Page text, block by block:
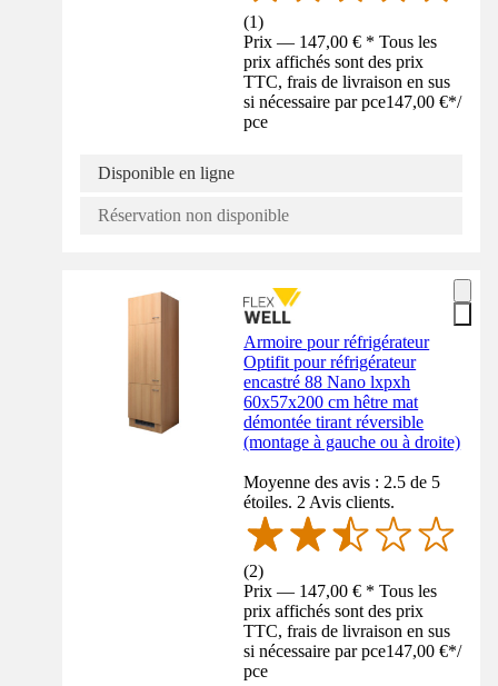
(1)
Prix — 147,00 € * Tous les
prix affichés sont des prix
TTC, frais de livraison en sus
si nécessaire par pce147,00 €*/
pce
Disponible en ligne
Réservation non disponible
Armoire pour réfrigérateur
Optifit pour réfrigérateur
encastré 88 Nano lxpxh
60x57x200 cm hêtre mat
démontée tirant réversible
(montage à gauche ou à droite)
Moyenne des avis : 2.5 de 5
étoiles. 2 Avis clients.
(2)
Prix — 147,00 € * Tous les
prix affichés sont des prix
TTC, frais de livraison en sus
si nécessaire par pce147,00 €*/
pce